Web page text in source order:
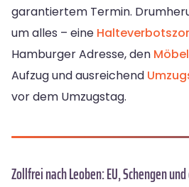
garantiertem Termin.
um alles – eine
Hamburger Adresse, den
Aufzug und ausreichend
vor dem Umzugstag.
Zollfrei nach Leoben: EU, Schengen